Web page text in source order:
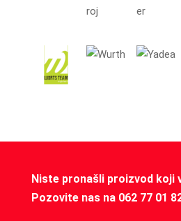
Niste pronašli proizvod koji
Pozovite nas na 062 77 01